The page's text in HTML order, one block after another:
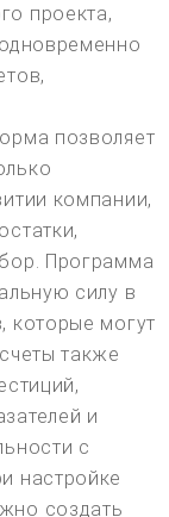
проекта,
позволяет
компании,
Программа
силу в
которые могут
также
и
с
настройке
создать